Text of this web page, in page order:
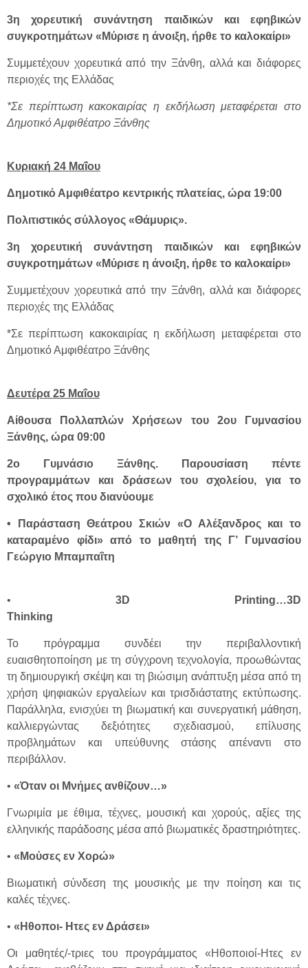
3η χορευτική συνάντηση παιδικών και εφηβικών
συγκροτημάτων «Μύρισε η άνοιξη, ήρθε το καλοκαίρι»
Συμμετέχουν χορευτικά από την Ξάνθη, αλλά και διάφορες
περιοχές της Ελλάδας
*Σε περίπτωση κακοκαιρίας η εκδήλωση μεταφέρεται στο
Δημοτικό Αμφιθέατρο Ξάνθης
Κυριακή 24 Μαΐου
Δημοτικό Αμφιθέατρο κεντρικής πλατείας, ώρα 19:00
Πολιτιστικός σύλλογος «Θάμυρις».
3η χορευτική συνάντηση παιδικών και εφηβικών
συγκροτημάτων «Μύρισε η άνοιξη, ήρθε το καλοκαίρι»
Συμμετέχουν χορευτικά από την Ξάνθη, αλλά και διάφορες
περιοχές της Ελλάδας
*Σε περίπτωση κακοκαιρίας η εκδήλωση μεταφέρεται στο
Δημοτικό Αμφιθέατρο Ξάνθης
Δευτέρα 25 Μαΐου
Αίθουσα Πολλαπλών Χρήσεων του 2ου Γυμνασίου
Ξάνθης, ώρα 09:00
2ο Γυμνάσιο Ξάνθης. Παρουσίαση πέντε
προγραμμάτων και δράσεων του σχολείου, για το
σχολικό έτος που διανύουμε
• Παράσταση Θεάτρου Σκιών «Ο Αλέξανδρος και το
καταραμένο φίδι» από το μαθητή της Γ’ Γυμνασίου
Γεώργιο Μπαμπαΐτη
• 3D Printing…3D
Thinking
Το πρόγραμμα συνδέει την περιβαλλοντική
ευαισθητοποίηση με τη σύγχρονη τεχνολογία, προωθώντας
τη δημιουργική σκέψη και τη βιώσιμη ανάπτυξη μέσα από τη
χρήση ψηφιακών εργαλείων και τρισδιάστατης εκτύπωσης.
Παράλληλα, ενισχύει τη βιωματική και συνεργατική μάθηση,
καλλιεργώντας δεξιότητες σχεδιασμού, επίλυσης
προβλημάτων και υπεύθυνης στάσης απέναντι στο
περιβάλλον.
• «Όταν οι Μνήμες ανθίζουν…»
Γνωριμία με έθιμα, τέχνες, μουσική και χορούς, αξίες της
ελληνικής παράδοσης μέσα από βιωματικές δραστηριότητες.
• «Μούσες εν Χορώ»
Βιωματική σύνδεση της μουσικής με την ποίηση και τις
καλές τέχνες.
• «Ηθοποι- Ητες εν Δράσει»
Οι μαθητές/-τριες του προγράμματος «Ηθοποιοί-Ητες εν